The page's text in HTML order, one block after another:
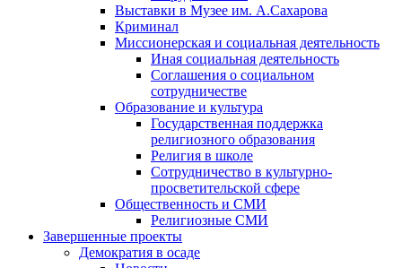
Выставки в Музее им. А.Сахарова
Криминал
Миссионерская и социальная деятельность
Иная социальная деятельность
Соглашения о социальном
сотрудничестве
Образование и культура
Государственная поддержка
религиозного образования
Религия в школе
Сотрудничество в культурно-
просветительской сфере
Общественность и СМИ
Религиозные СМИ
Завершенные проекты
Демократия в осаде